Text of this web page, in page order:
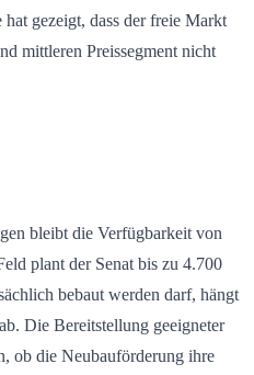
gezeigt, dass der freie Markt
mittleren Preissegment nicht
bleibt die Verfügbarkeit von
plant der Senat bis zu 4.700
bebaut werden darf, hängt
Die Bereitstellung geeigneter
ob die Neubauförderung ihre